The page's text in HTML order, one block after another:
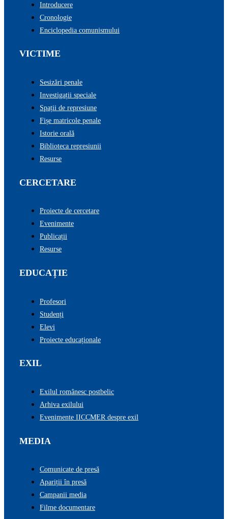
Introducere
Cronologie
Enciclopedia comunismului
VICTIME
Sesizări penale
Investigații speciale
Spații de represiune
Fișe matricole penale
Istorie orală
Biblioteca represiunii
Resurse
CERCETARE
Proiecte de cercetare
Evenimente
Publicații
Resurse
EDUCAȚIE
Profesori
Studenți
Elevi
Proiecte educaționale
EXIL
Exilul românesc postbelic
Arhiva exilului
Evenimente IICCMER despre exil
MEDIA
Comunicate de presă
Apariții în presă
Campanii media
Filme documentare